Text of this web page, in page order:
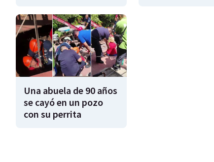
Una abuela de 90 años
se cayó en un pozo
con su perrita